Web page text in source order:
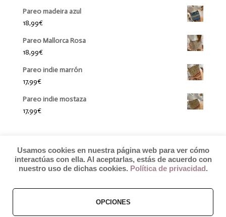
Pareo madeira azul
18,99€
Pareo Mallorca Rosa
18,99€
Pareo indie marrón
17,99€
Pareo indie mostaza
17,99€
© 2019 by Débora Colette
Usamos cookies en nuestra página web para ver cómo
interactúas con ella. Al aceptarlas, estás de acuerdo con
nuestro uso de dichas cookies. Política de privacidad .
OPCIONES